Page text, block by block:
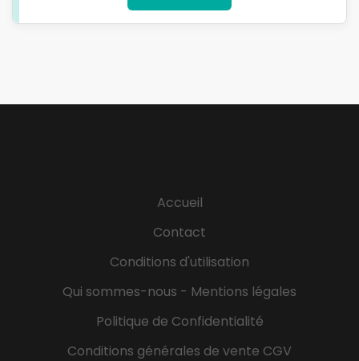
recette : polyvalence, adaptabilité et sens de
l'organisation - mais surtout, un sourire et un esprit
prendre au sérieux !
Accueil
Contact
Conditions d'utilisation
Qui sommes-nous - Mentions légales
Politique de Confidentialité
Conditions générales de vente CGV